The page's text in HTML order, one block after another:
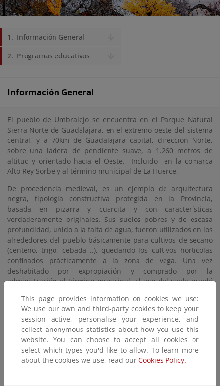
Información General
Programas educativos
Información General
El pueblo de Umbralejo se encuentra en el Parque Natural
Sierra Norte de Guadalajara, en el extremo oeste del sistema
central, y a 70km de Guadalajara capital, dirección Norte,
sobre una ladera de pendiente suave, a 1.260 metros de
altitud y orientado hacia el Oeste. Incluido en la comarca
Alto Rey Sorbe y al término municipal de La Huerce,
De procedencia medieval, es un ejemplo de arquitectura
negra, tipología constructiva protegida en la Provincia,
basada en pizarra y cuarcita y con características
verdaderamente originales. Sus suelos pobres y de escasa
profundidad, unido a la falta de agua, fueron utilizados en los
alrededores del pueblo básicamente para cultivos de secano
(centeno, trigo, cebada ..), quedando los cultivos hortícolas
confinados prácticamente a la zona de vega. Una vez
deshabitado por expropiación y comprado por la
administración el término municipal, el uso del suelo quedó
aprovechamiento maderero.
Umbralejo, situado en el valle del río Sorbe, a los pies de la
ladera este del Pico Ocejón (2048m), su situación le otorga
una de las mejores cuencas visuales del entorno. Debido a su
altitud, tiene clima característico de montaña, con inviernos
fríos y largos y veranos cortos y calurosos. La vegetación
This page provides information on cookies we use:
We use our own and third-party cookies to keep your
session active, personalise your experience, and
collect anonymous statistics about how you use this
website. You can choose to accept all cookies or
select which types you'd like to allow. To learn more
about the cookies we use, read our Cookies Policy.